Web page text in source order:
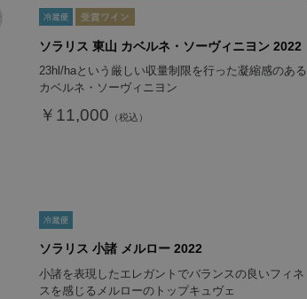
ソラリス 東山 カベルネ・ソーヴィニヨン 2022
23hl/haという厳しい収量制限を行った凝縮感のある
カベルネ・ソーヴィニヨン
￥11,000
ソラリス 小諸 メルロー 2022
小諸を表現したエレガントでバランスの良いフィネ
スを感じるメルローのトップキュヴェ